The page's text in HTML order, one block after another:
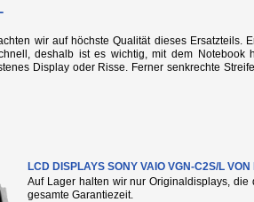
wir auf höchste Qualität dieses Ersatzteils.
deshalb ist es wichtig, mit dem Notebook
Display oder Risse. Ferner senkrechte
LCD DISPLAYS SONY VAIO VGN-C2S/L
Auf Lager halten wir nur Originaldisplays,
gesamte Garantiezeit.